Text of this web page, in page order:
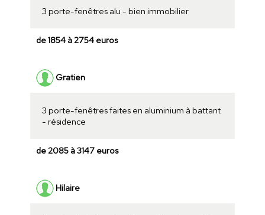
3 porte-fenêtres alu - bien immobilier
de 1854 à 2754 euros
Gratien
3 porte-fenêtres faites en aluminium à battant
- résidence
de 2085 à 3147 euros
Hilaire